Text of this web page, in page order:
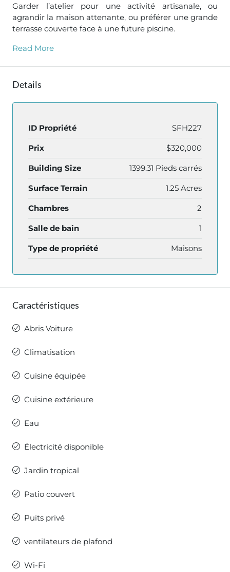
Garder l’atelier pour une activité artisanale, ou
agrandir la maison attenante, ou préférer une grande
terrasse couverte face à une future piscine.
Read More
Details
ID Propriété SFH227
Prix $320,000
Building Size 1399.31 Pieds carrés
Surface Terrain 1.25 Acres
Chambres 2
Salle de bain 1
Type de propriété Maisons
Caractéristiques
Abris Voiture
Climatisation
Cuisine équipée
Cuisine extérieure
Eau
Électricité disponible
Jardin tropical
Patio couvert
Puits privé
ventilateurs de plafond
Wi-Fi